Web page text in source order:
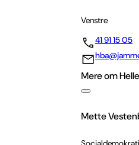
Venstre
41 91 15 05
Mere om Helle
Mette